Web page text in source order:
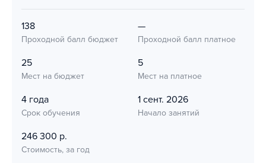
138
Проходной балл бюджет
—
Проходной балл платное
25
Мест на бюджет
5
Мест на платное
4 года
Срок обучения
1 сент. 2026
Начало занятий
246 300 р.
Стоимость, за год